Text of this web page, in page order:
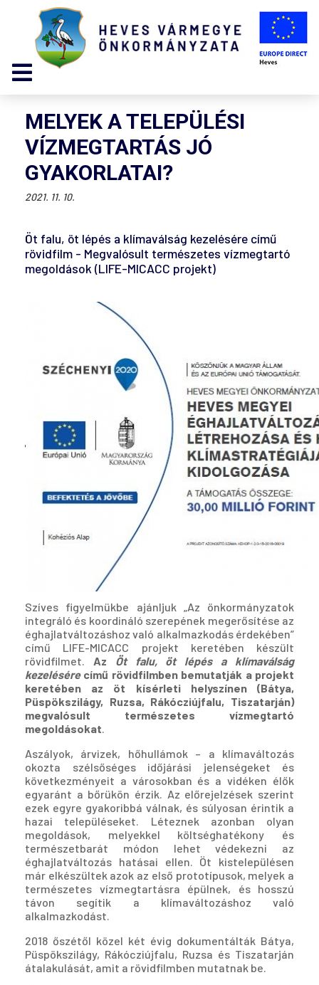
MELYEK A TELEPÜLÉSI
VÍZMEGTARTÁS JÓ
GYAKORLATAI?
2021. 11. 10.
Öt falu, öt lépés a klímaválság kezelésére című
rövidfilm - Megvalósult természetes vízmegtartó
megoldások (LIFE-MICACC projekt)
Szíves figyelmükbe ajánljuk „Az önkormányzatok
integráló és koordináló szerepének megerősítése az
éghajlatváltozáshoz való alkalmazkodás érdekében”
című LIFE-MICACC projekt keretében készült
rövidfilmet. Az Öt falu, öt lépés a klímaválság
kezelésérecímű rövidfilmben bemutatják a projekt
keretében az öt kísérleti helyszínen (Bátya,
Püspökszilágy, Ruzsa, Rákócziújfalu, Tiszatarján)
megvalósult természetes vízmegtartó
megoldásokat.
Aszályok, árvizek, hőhullámok – a klímaváltozás
okozta szélsőséges időjárási jelenségeket és
következményeit a városokban és a vidéken élők
egyaránt a bőrükön érzik. Az előrejelzések szerint
ezek egyre gyakoribbá válnak, és súlyosan érintik a
hazai településeket. Léteznek azonban olyan
megoldások, melyekkel költséghatékony és
természetbarát módon lehet védekezni az
éghajlatváltozás hatásai ellen. Öt kistelepülésen
már elkészültek azok az első prototípusok, melyek a
természetes vízmegtartásra épülnek, és hosszú
távon segítik a klímaváltozáshoz való
alkalmazkodást.
2018 őszétől közel két évig dokumentálták Bátya,
Püspökszilágy, Rákócziújfalu, Ruzsa és Tiszatarján
átalakulását, amit a rövidfilmben mutatnak be.